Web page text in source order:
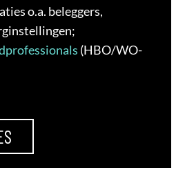
o.a. beleggers,
(HBO/WO-